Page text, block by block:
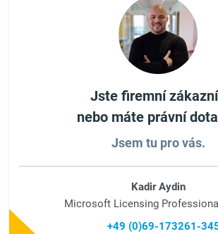
Jste firemní
nebo máte právní
Jsem tu pro vás.
Kadir Aydin
Microsoft Licensing
+49 (0)69-173261-